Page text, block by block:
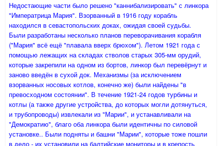
Недостающие части было решено "каннибализировать" с линкора
"Императрица Мария". Взорванный в 1916 году корабль
находился в севастопольских доках, ожидая своей судьбы.
Были разработаны несколько планов переворачивания корабля
("Мария" всё ещё "плавала вверх брюхом"). Летом 1921 года с
помощью лежащих на складах стволов старых 305-мм орудий,
которые закрепили на одном из бортов, линкор был перевёрнут и
заново введён в сухой док. Механизмы (за исключением
взорванных носовых котлов, конечно же) были найдены "в
превосходном состоянии". В течение 1921-24 годов турбины и
котлы (а также другие устройства, до которых могли дотянуться,
и трубопроводы) извлекали из "Марии", и устанавливали на
"Демократию", благо оба линкора были идентичны по силовой
установке.. Были подняты и башни "Марии", которые тоже пошли
в дело - их установили на балтийские мониторы и в крепость